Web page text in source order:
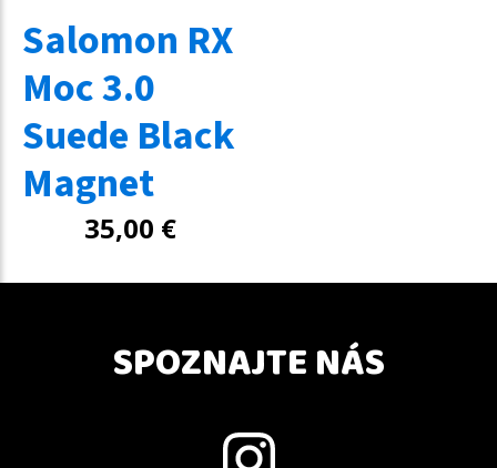
Salomon RX
Moc 3.0
Suede Black
Magnet
35,00 €
SPOZNAJTE NÁS